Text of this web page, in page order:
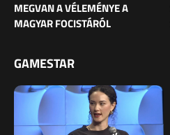
MEGVAN A VÉLEMÉNYE A
MAGYAR FOCISTÁRÓL
GAMESTAR